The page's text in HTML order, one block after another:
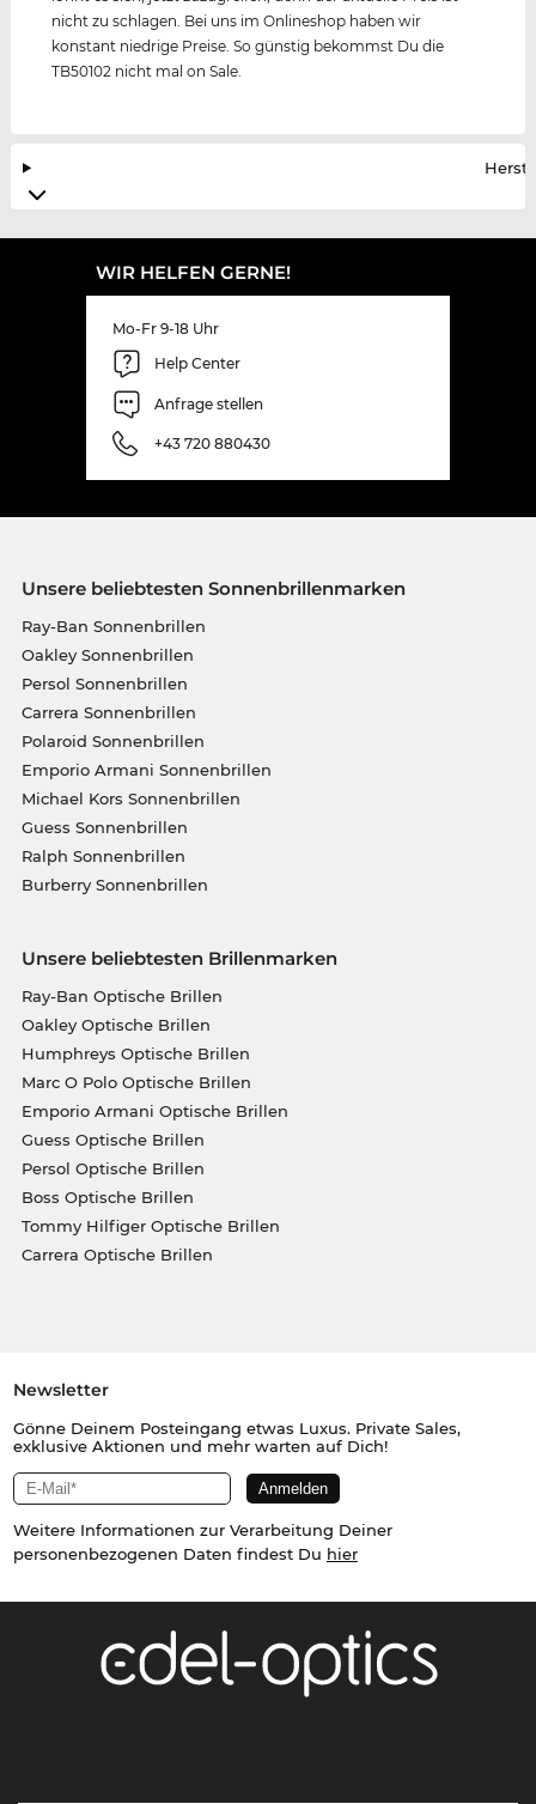
nicht zu schlagen. Bei uns im Onlineshop haben wir
konstant niedrige Preise. So günstig bekommst Du die
TB50102 nicht mal on Sale.
WIR HELFEN GERNE!
Mo-Fr 9-18 Uhr
Help Center
Anfrage stellen
+43 720 880430
Unsere beliebtesten Sonnenbrillenmarken
Ray-Ban Sonnenbrillen
Oakley Sonnenbrillen
Persol Sonnenbrillen
Carrera Sonnenbrillen
Polaroid Sonnenbrillen
Emporio Armani Sonnenbrillen
Michael Kors Sonnenbrillen
Guess Sonnenbrillen
Ralph Sonnenbrillen
Burberry Sonnenbrillen
Unsere beliebtesten Brillenmarken
Ray-Ban Optische Brillen
Oakley Optische Brillen
Humphreys Optische Brillen
Marc O Polo Optische Brillen
Emporio Armani Optische Brillen
Guess Optische Brillen
Persol Optische Brillen
Boss Optische Brillen
Tommy Hilfiger Optische Brillen
Carrera Optische Brillen
Newsletter
Gönne Deinem Posteingang etwas Luxus. Private Sales,
exklusive Aktionen und mehr warten auf Dich!
Weitere Informationen zur Verarbeitung Deiner
personenbezogenen Daten findest Du hier